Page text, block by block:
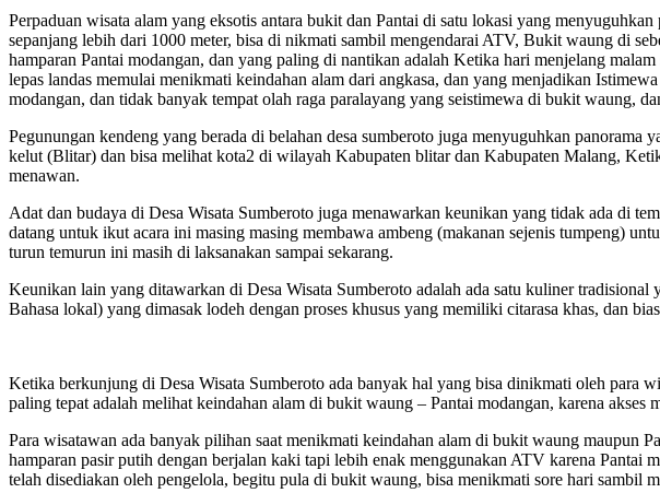
Perpaduan wisata alam yang eksotis antara bukit dan Pantai di satu lokasi yang
sepanjang lebih dari 1000 meter, bisa di nikmati sambil mengendarai ATV, Bukit waung di
hamparan Pantai modangan, dan yang paling di nantikan adalah Ketika hari menjelang
lepas landas memulai menikmati keindahan alam dari angkasa, dan yang menjadikan
modangan, dan tidak banyak tempat olah raga paralayang yang seistimewa di bukit waung,
Pegunungan kendeng yang berada di belahan desa sumberoto juga menyuguhkan
kelut (Blitar) dan bisa melihat kota2 di wilayah Kabupaten blitar dan Kabupaten Malang,
menawan.
Adat dan budaya di Desa Wisata Sumberoto juga menawarkan keunikan yang tidak ada di
datang untuk ikut acara ini masing masing membawa ambeng (makanan sejenis tumpeng)
turun temurun ini masih di laksanakan sampai sekarang.
Keunikan lain yang ditawarkan di Desa Wisata Sumberoto adalah ada satu kuliner
Bahasa lokal) yang dimasak lodeh dengan proses khusus yang memiliki citarasa khas, dan
Ketika berkunjung di Desa Wisata Sumberoto ada banyak hal yang bisa dinikmati oleh para
paling tepat adalah melihat keindahan alam di bukit waung – Pantai modangan, karena
Para wisatawan ada banyak pilihan saat menikmati keindahan alam di bukit waung maupun
hamparan pasir putih dengan berjalan kaki tapi lebih enak menggunakan ATV karena
telah disediakan oleh pengelola, begitu pula di bukit waung, bisa menikmati sore hari sambil